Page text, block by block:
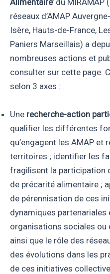
Alimentaire’du MIRAMAP
réseaux d’AMAP
Isère, Hauts-de-France,
Paniers Marseillais) a
nombreuses actions et
consulter sur cette page.
selon 3 axes :
Une recherche-action
qualifier les différentes
qu’engagent les AMAP et
territoires ; identifier les
fragilisent la participation
de précarité alimentaire ;
de pérennisation de ces
dynamiques partenariales
organisations sociales ou
ainsi que le rôle des
des évolutions dans les
de ces initiatives